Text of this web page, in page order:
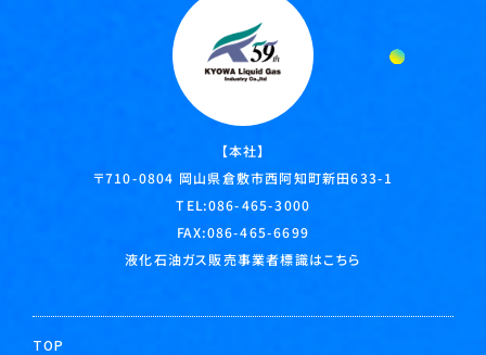
【本社】
〒710-0804 岡山県倉敷市西阿知町新田633-1
TEL:086-465-3000
FAX:086-465-6699
液化石油ガス販売事業者標識はこちら
TOP